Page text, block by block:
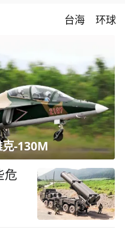
台海 环球
-130M
危